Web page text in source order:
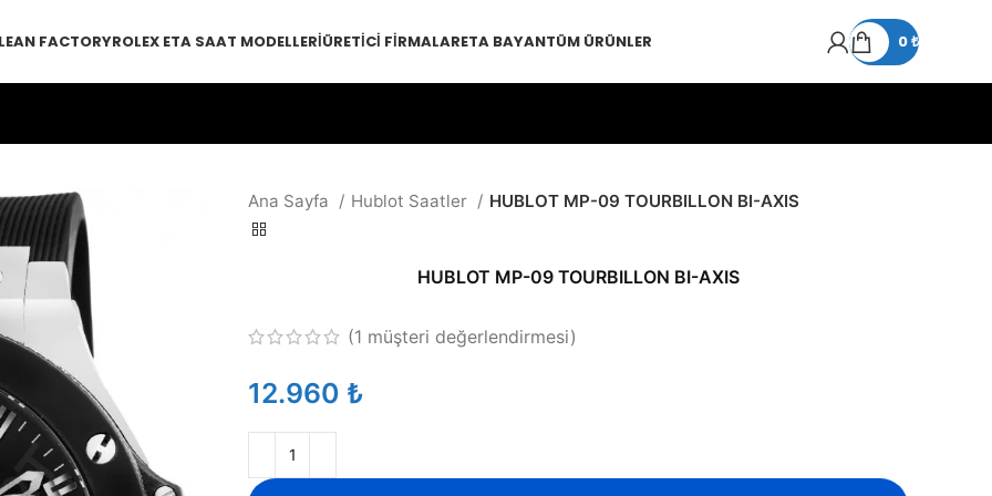
FACTORYROLEX ETA SAAT MODELLERIÜRETICI FIRMALARETA BAYANTÜM ÜRÜNLER 0₺
Ana Sayfa Hublot Saatler HUBLOT MP-09 TOURBILLON BI-AXIS
HUBLOT MP-09 TOURBILLON BI-AXIS
(1 müşteri değerlendirmesi)
₺